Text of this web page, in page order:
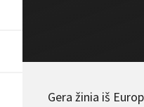
Gera žinia iš